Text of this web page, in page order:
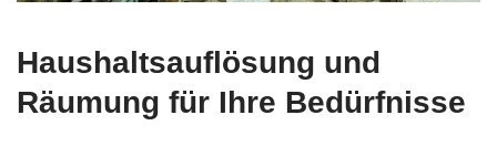
Haushaltsauflösung und
Räumung für Ihre Bedürfnisse